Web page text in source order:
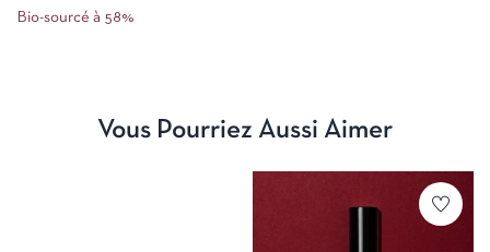
Bio-sourcé à 58%
Vous Pourriez Aussi Aimer